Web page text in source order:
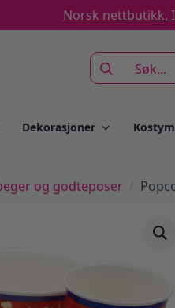
Norsk nettbutikk,
Search
for:
Dekorasjoner
og godteposer